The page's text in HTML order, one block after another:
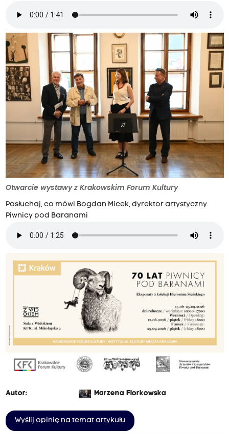
Otwarcie wystawy z Krakowskim Forum Kultury
Posłuchaj, co mówi Bogdan Micek, dyrektor artystyczny
Piwnicy pod Baranami
Autor: Marzena Florkowska
Wyślij opinię na temat artykułu